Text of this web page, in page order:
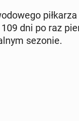
dni po raz
sezonie.